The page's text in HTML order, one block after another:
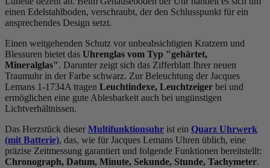
einen Edelstahlboden, verschraubt, der den Schlusspunkt für ein
ansprechendes Design setzt.
Einen weitgehenden Schutz vor unbeabsichtigten Kratzern und
Blessuren bietet das Uhrenglas vom Typ "gehärtet,
Mineralglas". Darunter zeigt sich das Zifferblatt Ihrer neuen
Traumuhr in der Farbe schwarz. Zur Beleuchtung der Jacques
Lemans 1-1734A tragen Leuchtindexe, Leuchtzeiger bei und
ermöglichen eine gute Ablesbarkeit auch bei ungünstigen
Lichtverhältnissen.
Das Herzstück dieser Multifunktionsuhr ist ein Quarz Uhrwerk
(mit Batterie), das, wie für Jacques Lemans Uhren üblich, eine
präzise Zeitmessung garantiert und folgende Funktionen bereitstellt:
Chronograph, Datum, Minute, Sekunde, Stunde, Tachymeter.